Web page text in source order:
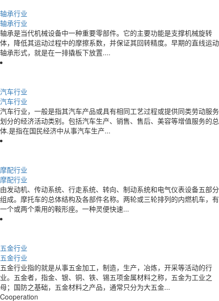
轴承行业
轴承行业
轴承是当代机械设备中一种重要零部件。它的主要功能是支撑机械旋转
体，降低其运动过程中的摩擦系数，并保证其回转精度。早期的直线运动
轴承形式，就是在一排撬板下放置....
汽车行业
汽车行业
汽车行业，一般是指其汽车产品或具有相同工艺过程或提供同类劳动服务
划分的经济活动类别。包括汽车生产、销售、售后、美容等增值服务的总
体.是指在国民经济中从事汽车生产...
摩配行业
摩配行业
由发动机、传动系统、行走系统、转向、制动系统和电气仪表设备五部分
组成。摩托车的总体结构及各部件名称。两轮或三轮排列的内燃机车，有
一个或两个乘用的鞍形座。一种灵便快速...
五金行业
五金行业
五金行业指的就是从事五金加工，制造，生产，冶炼，开采等活动的行
业。五金者，指金、银、铜、铁、锡五项金属材料之称，五金为工业之
母；国防之基础，五金材料之产品，通常只分为大五金...
Cooperation